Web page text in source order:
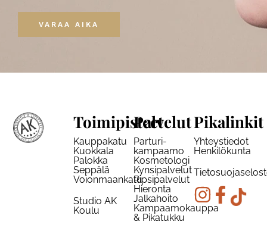
VARAA AIKA
Toimipisteet
Kauppakatu
Kuokkala
Palokka
Seppälä
Voionmaankatu
Studio AK
Koulu
Palvelut
Parturi-
kampaamo
Kosmetologi
Kynsipalvelut
Ripsipalvelut
Hieronta
Jalkahoito
Kampaamokauppa
& Pikatukku
Pikalinkit
Yhteystiedot
Henkilökunta